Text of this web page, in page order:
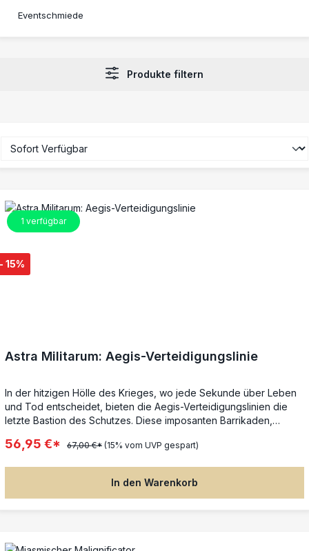
Eventschmiede
Produkte filtern
1 verfügbar
15%
Astra Militarum: Aegis-Verteidigungslinie
In der hitzigen Hölle des Krieges, wo jede Sekunde über Leben
und Tod entscheidet, bieten die Aegis-Verteidigungslinien die
letzte Bastion des Schutzes. Diese imposanten Barrikaden,
majestätischen Zinnen, formen einen unüberwindbaren
Produktion und eine ebenso zügige Aufstellung – perfekt, um
Verteidigungslinien konstruieren – flexible
56,95 €* 67,00 €* (15% vom UVP gespart)
In den Warenkorb